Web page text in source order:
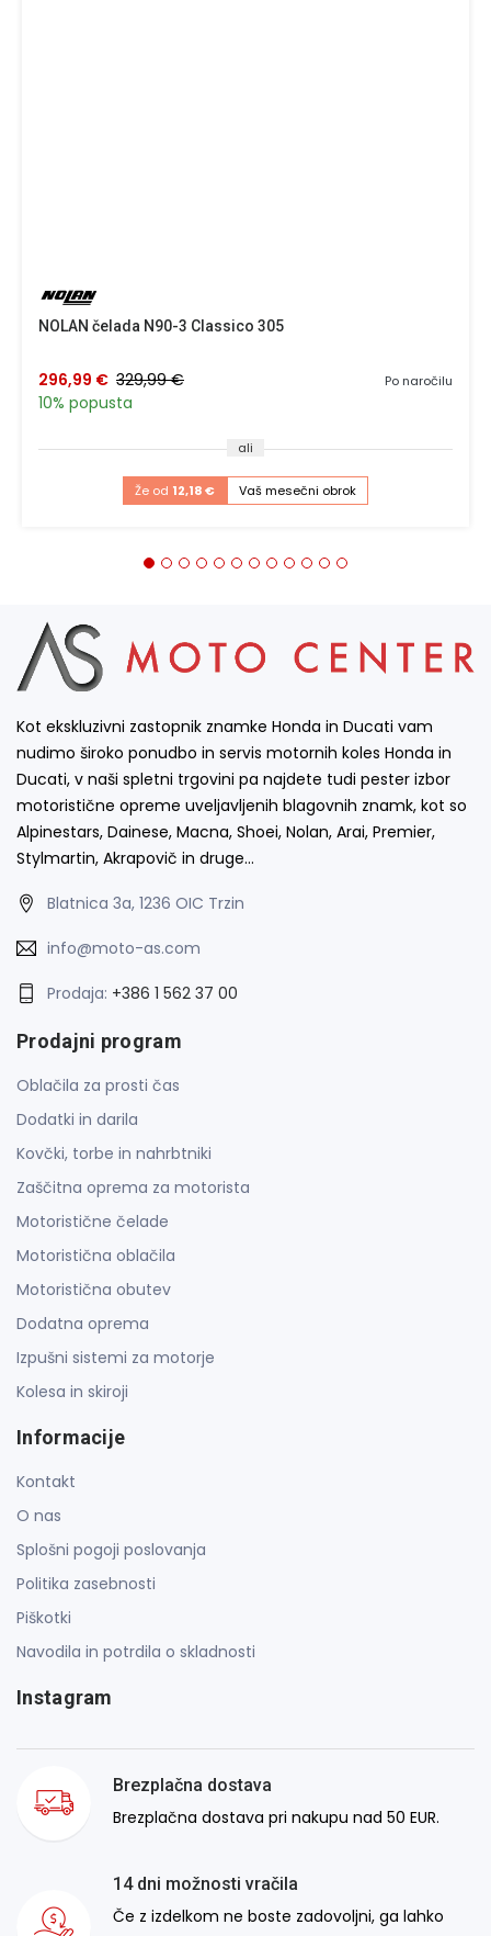
NOLAN čelada N90-3 Classico 305
Po naročilu
296,99 € 329,99 €
10% popusta
ali
Že od 12,18 € Vaš mesečni obrok
Kot ekskluzivni zastopnik znamke Honda in Ducati vam
nudimo široko ponudbo in servis motornih koles Honda in
Ducati, v naši spletni trgovini pa najdete tudi pester izbor
motoristične opreme uveljavljenih blagovnih znamk, kot so
Alpinestars, Dainese, Macna, Shoei, Nolan, Arai, Premier,
Stylmartin, Akrapovič in druge…
Blatnica 3a, 1236 OIC Trzin
info@moto-as.com
Prodaja: +386 1 562 37 00
Prodajni program
Oblačila za prosti čas
Dodatki in darila
Kovčki, torbe in nahrbtniki
Zaščitna oprema za motorista
Motoristične čelade
Motoristična oblačila
Motoristična obutev
Dodatna oprema
Izpušni sistemi za motorje
Kolesa in skiroji
Informacije
Kontakt
O nas
Splošni pogoji poslovanja
Politika zasebnosti
Piškotki
Navodila in potrdila o skladnosti
Instagram
Brezplačna dostava
Brezplačna dostava pri nakupu nad 50 EUR.
14 dni možnosti vračila
Če z izdelkom ne boste zadovoljni, ga lahko